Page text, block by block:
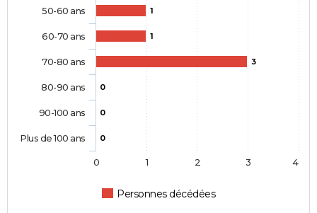
1
1
3
0
0
0
Personnes décédées
50-60 ans
60-70 ans
70-80 ans
80-90 ans
90-100 ans
Plus de 100 ans
0 1 2 3 4